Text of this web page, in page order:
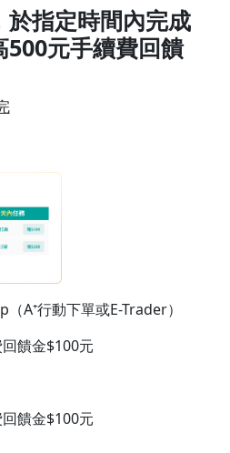
於指定時間內完成
500元手續費回饋
A⁺行動下單或E-Trader）
饋金$100元
饋金$100元